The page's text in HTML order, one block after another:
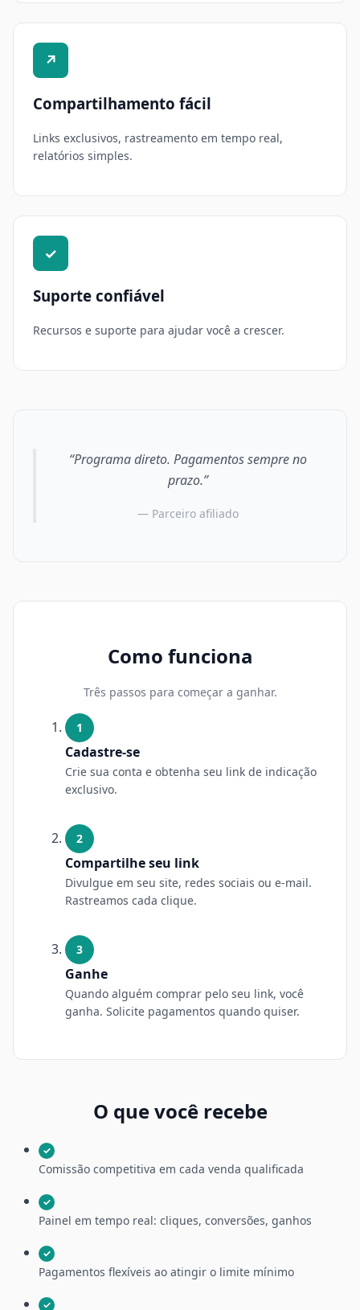
↗
Compartilhamento fácil
Links exclusivos, rastreamento em tempo real,
relatórios simples.
✓
Suporte confiável
Recursos e suporte para ajudar você a crescer.
“Programa direto. Pagamentos sempre no
prazo.”
— Parceiro afiliado
Como funciona
Três passos para começar a ganhar.
1
Cadastre-se
Crie sua conta e obtenha seu link de indicação
exclusivo.
2
Compartilhe seu link
Divulgue em seu site, redes sociais ou e-mail.
Rastreamos cada clique.
3
Ganhe
Quando alguém comprar pelo seu link, você
ganha. Solicite pagamentos quando quiser.
O que você recebe
✓
Comissão competitiva em cada venda qualificada
✓
Painel em tempo real: cliques, conversões, ganhos
✓
Pagamentos flexíveis ao atingir o limite mínimo
✓